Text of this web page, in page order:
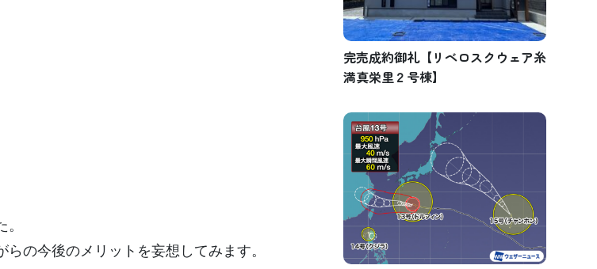
らの今後のメリットを妄想してみます。
完売成約御礼【リベロスクウェア糸
満真栄里２号棟】